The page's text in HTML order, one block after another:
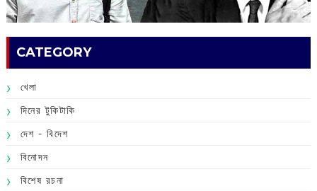
CATEGORY
খেলা
দিনের টুকিটাকি
দেশ - বিদেশ
বিনোদন
বিশেষ রচনা